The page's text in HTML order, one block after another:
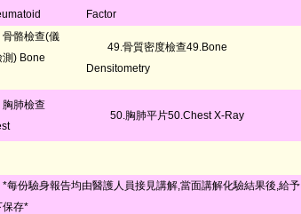
Factor
骨骼檢查(儀
測) Bone
49.骨質密度檢查49.Bone
Densitometry
胸肺檢查
50.胸肺平片50.Chest X-Ray
*每份驗身報告均由醫護人員接見講解,當面講解化驗結果後,給予
保存*